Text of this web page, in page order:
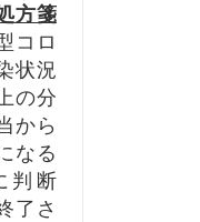
方箋
コロ
状況
の分
から
なる
判断
了さ